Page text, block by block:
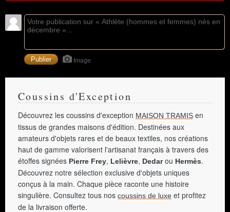
Image
Coussins d'Exception
Découvrez les coussins d'exception MAISON TRAMIS en
tissus de grandes maisons d'édition. Destinées aux
amateurs d'objets rares et de beaux textiles, nos créations
haut de gamme valorisent l'artisanat français à travers des
étoffes signées Pierre Frey, Lelièvre, Dedarou Hermès.
Découvrez notre sélection exclusive d'objets uniques
conçus à la main. Chaque pièce raconte une histoire
singulière. Consultez tous nos coussins de luxe et profitez
de la livraison offerte.